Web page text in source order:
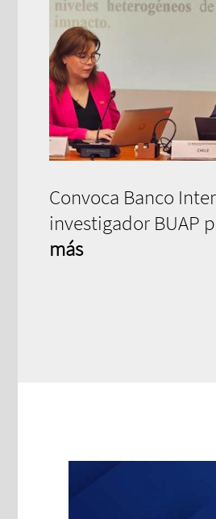
Convoca Banco
investigador BUAP
más